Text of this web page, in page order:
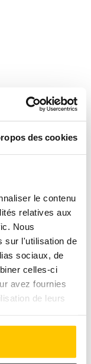
des cookies
le contenu
relatives aux
Nous
sur l'utilisation de
sociaux, de
celles-ci
avez fournies
de leurs